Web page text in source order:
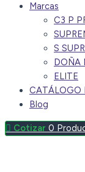
Marcas
C3 P
S
DOÑA
ELITE
CATÁLOGO
Blog
0